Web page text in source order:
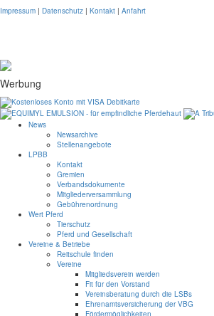
Impressum | Datenschutz | Kontakt | Anfahrt
Werbung
News
Newsarchive
Stellenangebote
LPBB
Kontakt
Gremien
Verbandsdokumente
Mitgliederversammlung
Gebührenordnung
Wert Pferd
Tierschutz
Pferd und Gesellschaft
Vereine & Betriebe
Reitschule finden
Vereine
Mitgliedsverein werden
Fit für den Vorstand
Vereinsberatung durch die LSBs
Ehrenamtsversicherung der VBG